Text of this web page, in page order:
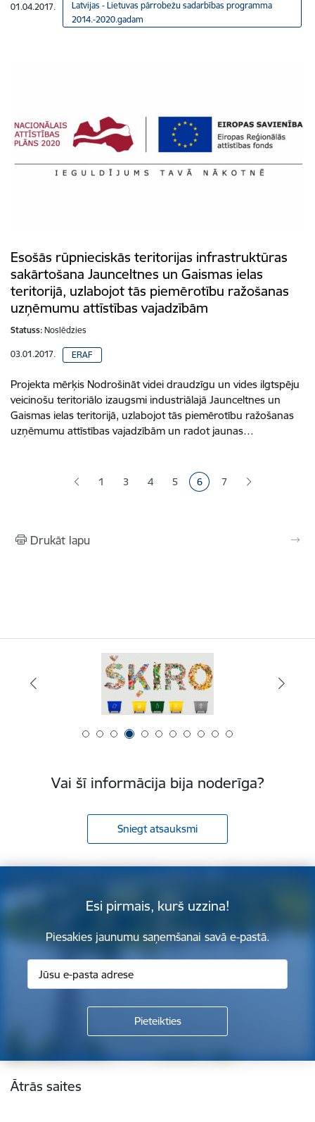
01.04.2017.
Latvijas - Lietuvas pārrobežu sadarbības programma
2014.-2020.gadam
Esošās rūpnieciskās teritorijas infrastruktūras
sakārtošana Jaunceltnes un Gaismas ielas
teritorijā, uzlabojot tās piemērotību ražošanas
uzņēmumu attīstības vajadzībām
Statuss: Noslēdzies
03.01.2017. ERAF
Projekta mērķis Nodrošināt videi draudzīgu un vides ilgtspēju
veicinošu teritoriālo izaugsmi industriālajā Jaunceltnes un
Gaismas ielas teritorijā, uzlabojot tās piemērotību ražošanas
uzņēmumu attīstības vajadzībām un radot jaunas…
1 Lapa
3 Lapa
4 Lapa
5 Pašreizējā lapa
6 Lapa
7
Drukāt lapu
Vai šī informācija bija noderīga?
Sniegt atsauksmi
Esi pirmais, kurš uzzina!
Piesakies jaunumu saņemšanai savā e-pastā.
Kājene
Ātrās saites